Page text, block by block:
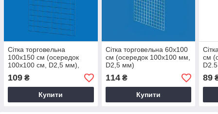
Сітка торговельна
100х150 см (осередок
100х100 см, D2,5 мм),
чорна
109 ₴
Купити
Сітка торговельна 60х100
см (осередок 100х100 мм,
D2,5 мм)
114₴
Купити
см
89